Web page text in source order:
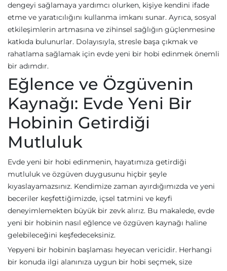
dengeyi sağlamaya yardımcı olurken, kişiye kendini ifade
etme ve yaratıcılığını kullanma imkanı sunar. Ayrıca, sosyal
etkileşimlerin artmasına ve zihinsel sağlığın güçlenmesine
katkıda bulunurlar. Dolayısıyla, stresle başa çıkmak ve
rahatlama sağlamak için evde yeni bir hobi edinmek önemli
bir adımdır.
Eğlence ve Özgüvenin
Kaynağı: Evde Yeni Bir
Hobinin Getirdiği
Mutluluk
Evde yeni bir hobi edinmenin, hayatımıza getirdiği
mutluluk ve özgüven duygusunu hiçbir şeyle
kıyaslayamazsınız. Kendimize zaman ayırdığımızda ve yeni
beceriler keşfettiğimizde, içsel tatmini ve keyfi
deneyimlemekten büyük bir zevk alırız. Bu makalede, evde
yeni bir hobinin nasıl eğlence ve özgüven kaynağı haline
gelebileceğini keşfedeceksiniz.
Yepyeni bir hobinin başlaması heyecan vericidir. Herhangi
bir konuda ilgi alanınıza uygun bir hobi seçmek, size